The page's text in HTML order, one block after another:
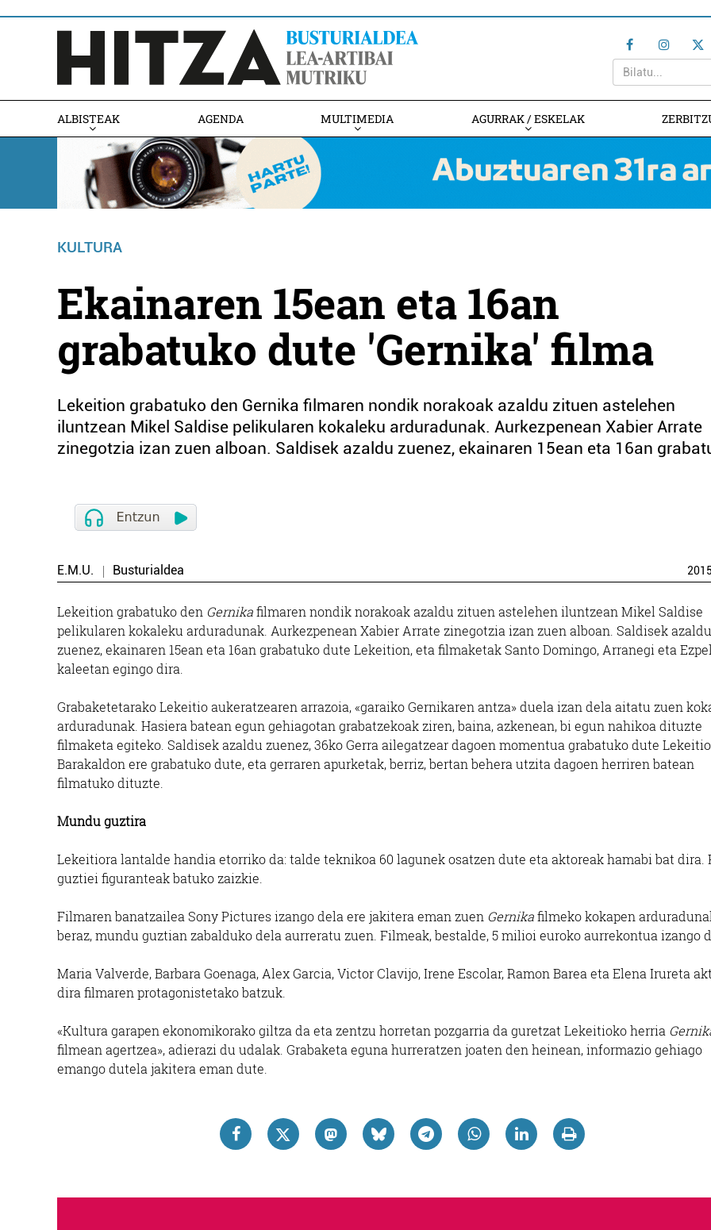
ALBISTEAK AGENDA MULTIMEDIA AGURRAK / ESKELAK
KULTURA
Ekainaren 15ean eta 16an
grabatuko dute 'Gernika' filma
Lekeition grabatuko den Gernika filmaren nondik norakoak azaldu zituen astelehen
iluntzean Mikel Saldise pelikularen kokaleku arduradunak. Aurkezpenean Xabier Arrate
zinegotzia izan zuen alboan. Saldisek azaldu zuenez, ekainaren 15ean eta 16an
E.M.U. Busturialdea 2015
Lekeition grabatuko den Gernikafilmaren nondik norakoak azaldu zituen astelehen iluntzean Mikel Saldise
pelikularen kokaleku arduradunak. Aurkezpenean Xabier Arrate zinegotzia izan zuen alboan. Saldisek azaldu
zuenez, ekainaren 15ean eta 16an grabatuko dute Lekeition, eta filmaketak Santo Domingo, Arranegi eta
kaleetan egingo dira.
Grabaketetarako Lekeitio aukeratzearen arrazoia, «garaiko Gernikaren antza» duela izan dela aitatu zuen
arduradunak. Hasiera batean egun gehiagotan grabatzekoak ziren, baina, azkenean, bi egun nahikoa dituzte
filmaketa egiteko. Saldisek azaldu zuenez, 36ko Gerra ailegatzear dagoen momentua grabatuko dute
Barakaldon ere grabatuko dute, eta gerraren apurketak, berriz, bertan behera utzita dagoen herriren batean
filmatuko dituzte.
Mundu guztira
Lekeitiora lantalde handia etorriko da: talde teknikoa 60 lagunek osatzen dute eta aktoreak hamabi bat dira.
guztiei figuranteak batuko zaizkie.
Filmaren banatzailea Sony Pictures izango dela ere jakitera eman zuen Gernikafilmeko kokapen
beraz, mundu guztian zabalduko dela aurreratu zuen. Filmeak, bestalde, 5 milioi euroko aurrekontua izango
Maria Valverde, Barbara Goenaga, Alex Garcia, Victor Clavijo, Irene Escolar, Ramon Barea eta Elena Irureta
dira filmaren protagonistetako batzuk.
«Kultura garapen ekonomikorako giltza da eta zentzu horretan pozgarria da guretzat Lekeitioko herria
filmean agertzea», adierazi du udalak. Grabaketa eguna hurreratzen joaten den heinean, informazio gehiago
emango dutela jakitera eman dute.